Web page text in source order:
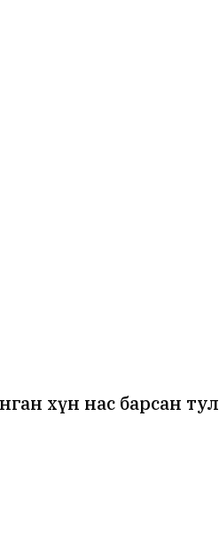
хүн нас барсан тул